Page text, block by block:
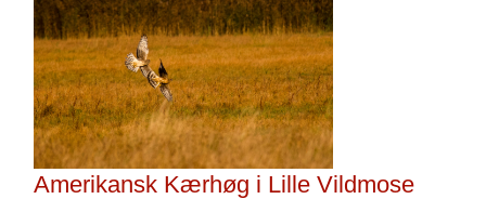
Amerikansk Kærhøg i Lille Vildmose